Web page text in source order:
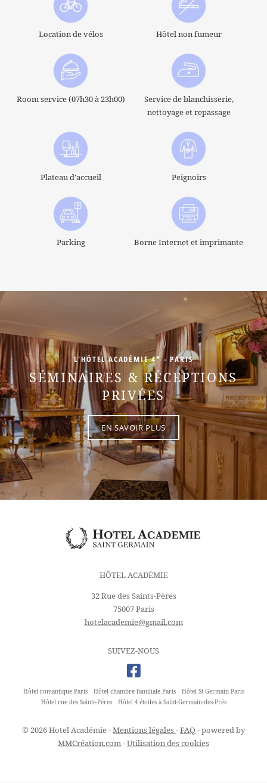
Location de vélos Hôtel non fumeur
Room service (07h30 à 23h00)
Service de blanchisserie,
nettoyage et repassage
Plateau d'accueil Peignoirs
Parking Borne Internet et imprimante
L'HÔTEL ACADÉMIE 4* - PARIS
SÉMINAIRES & RÉCEPTIONS
PRIVÉES
EN SAVOIR PLUS
EN SAVOIR PLUS
HÔTEL ACADÉMIE
32 Rue des Saints-Pères
75007 Paris
hotelacademie@gmail.com
SUIVEZ-NOUS
Hôtel romantique Paris Hôtel chambre familiale Paris
Hôtel St Germain Paris
Hôtel rue des Saints-Pères
Hôtel 4 étoiles à Saint-Germain-des-Prés
© 2026 Hotel Académie -Mentions légales-FAQ - powered by
MMCréation.com-Utilisation des cookies